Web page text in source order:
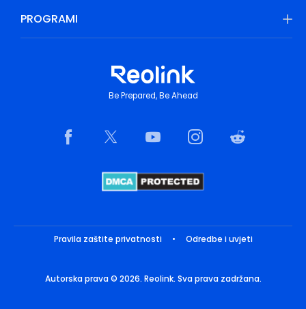
PROGRAMI
Be Prepared, Be Ahead
Pravila zaštite privatnosti • Odredbe i uvjeti
Autorska prava © 2026. Reolink. Sva prava zadržana.